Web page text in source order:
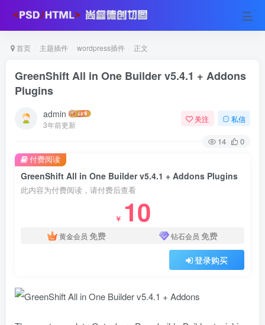
首页 主题插件 wordpress插件 正文
GreenShift All in One Builder v5.4.1 + Addons
Plugins
admin
3年前更新
关注 私信
14 0
GreenShift All in One Builder v5.4.1 + Addons Plugins
此内容为付费阅读，请付费后查看
￥ 10
黄金会员 免费 钻石会员 免费
登录购买
付费阅读